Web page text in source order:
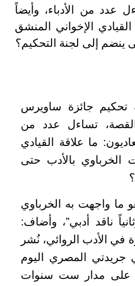
عدد من الأدباء، وأيضاً
القيادي الإخواني المنشق
ينضم إلى لجنة التحكيم؟
تحكيم جائزة ساويرس
تساءل عدد من
ما علاقة القيادي
الخرباوي بالأدب حتى
ما واجهت به الخرباوي
ناقد أدبي”، وأضاف:
في الأدب الروائي، نُشر
جريدتي المصري اليوم
على مدار ست سنوات